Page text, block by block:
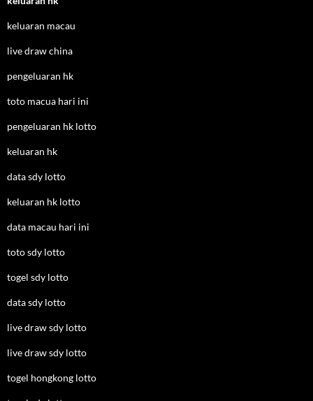
keluaran macau
live draw china
pengeluaran hk
toto macua hari ini
pengeluaran hk lotto
keluaran hk
data sdy lotto
keluaran hk lotto
data macau hari ini
toto sdy lotto
togel sdy lotto
data sdy lotto
live draw sdy lotto
live draw sdy lotto
togel hongkong lotto